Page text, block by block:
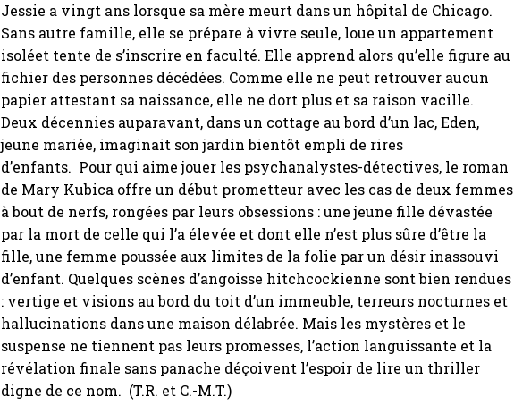
Jessie a vingt ans lorsque sa mère meurt dans un hôpital de Chicago.
Sans autre famille, elle se prépare à vivre seule, loue un appartement
isoléet tente de s’inscrire en faculté. Elle apprend alors qu’elle figure au
fichier des personnes décédées. Comme elle ne peut retrouver aucun
papier attestant sa naissance, elle ne dort plus et sa raison vacille.
Deux décennies auparavant, dans un cottage au bord d’un lac, Eden,
jeune mariée, imaginait son jardin bientôt empli de rires
d’enfants. Pour qui aime jouer les psychanalystes-détectives, le roman
de Mary Kubica offre un début prometteur avec les cas de deux femmes
à bout de nerfs, rongées par leurs obsessions : une jeune fille dévastée
par la mort de celle qui l’a élevée et dont elle n’est plus sûre d’être la
fille, une femme poussée aux limites de la folie par un désir inassouvi
d’enfant. Quelques scènes d’angoisse hitchcockienne sont bien rendues
: vertige et visions au bord du toit d’un immeuble, terreurs nocturnes et
hallucinations dans une maison délabrée. Mais les mystères et le
suspense ne tiennent pas leurs promesses, l’action languissante et la
révélation finale sans panache déçoivent l’espoir de lire un thriller
digne de ce nom. (T.R. et C.-M.T.)